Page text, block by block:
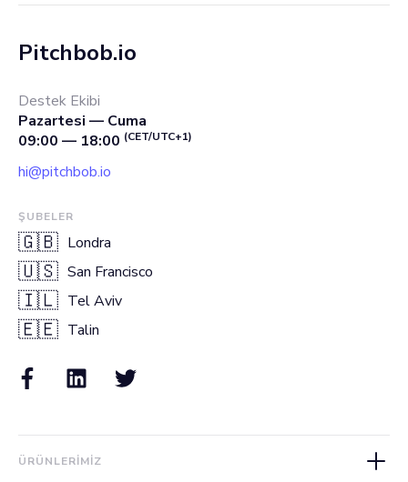
Pitchbob.io
Destek Ekibi
Pazartesi — Cuma
09:00 — 18:00 (CET/UTC+1)
hi@pitchbob.io
ŞUBELER
🇬🇧 Londra
🇺🇸 San Francisco
🇮🇱 Tel Aviv
🇪🇪 Talin
ÜRÜNLERIMIZ